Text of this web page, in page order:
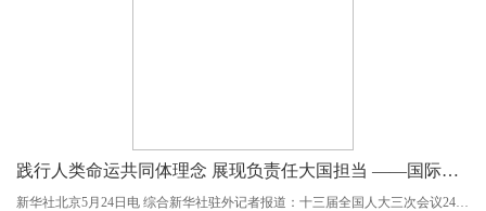
践行人类命运共同体理念 展现负责任大国担当 ——国际社会点赞中国外交政策和理念
新华社北京5月24日电 综合新华社驻外记者报道：十三届全国人大三次会议24日